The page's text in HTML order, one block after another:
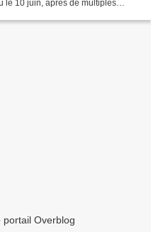
le 10 juin, après de multiples
portail Overblog